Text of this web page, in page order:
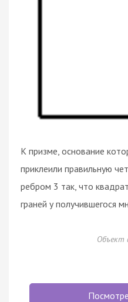
К призме, основание
приклеили правильную
ребром 3 так, что
граней у получившегося
Объект